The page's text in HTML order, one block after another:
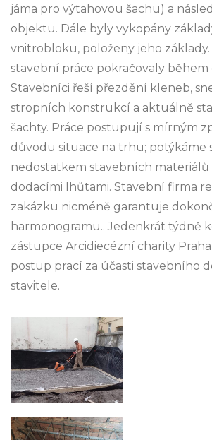
jáma pro výtahovou šachu) a
objektu. Dále byly vykopány
vnitrobloku, položeny jeho
stavební práce pokračovaly během
Stavebníci řeší přezdění kleneb,
stropních konstrukcí a aktuálně
šachty. Práce postupují s mírným
důvodu situace na trhu; potýkáme
nedostatkem stavebních materiálů
dodacími lhůtami. Stavební firma
zakázku nicméně garantuje
harmonogramu.. Jedenkrát týdně
zástupce Arcidiecézní charity
postup prací za účasti stavebního
stavitele.